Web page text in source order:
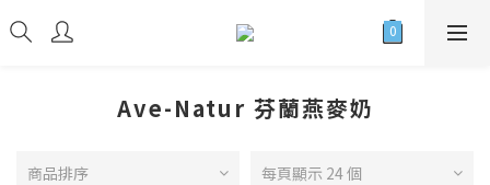
Ave-Natur 芬蘭燕麥奶
商品排序 每頁顯示 24 個